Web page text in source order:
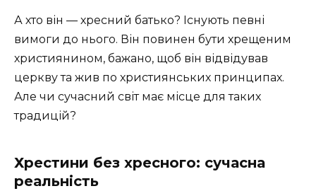
А хто він — хресний батько? Існують певні
вимоги до нього. Він повинен бути хрещеним
християнином, бажано, щоб він відвідував
церкву та жив по християнських принципах.
Але чи сучасний світ має місце для таких
традицій?
Хрестини без хресного: сучасна
реальність